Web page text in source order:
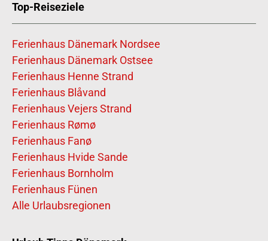
Top-Reiseziele
Ferienhaus Dänemark Nordsee
Ferienhaus Dänemark Ostsee
Ferienhaus Henne Strand
Ferienhaus Blåvand
Ferienhaus Vejers Strand
Ferienhaus Rømø
Ferienhaus Fanø
Ferienhaus Hvide Sande
Ferienhaus Bornholm
Ferienhaus Fünen
Alle Urlaubsregionen